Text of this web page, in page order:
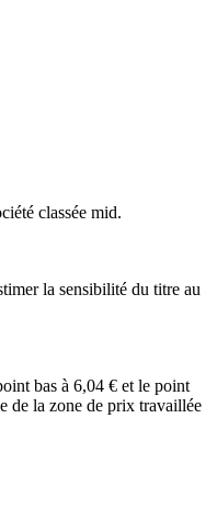
classée mid.
la sensibilité du titre au
bas à 6,04 € et le point
de la zone de prix travaillée